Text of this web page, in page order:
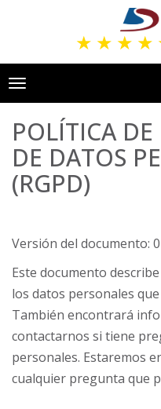
★ ★ ★ ★
Toggle
navigation
POLÍTICA
DE DATOS
(RGPD)
Versión del documento:
Este documento
los datos personales
También encontrará
contactarnos si tiene
personales. Estaremos
cualquier pregunta que